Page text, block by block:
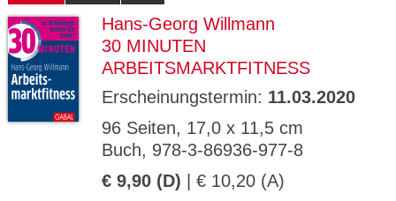
Hans-Georg Willmann
30 MINUTEN
ARBEITSMARKTFITNESS
Erscheinungstermin: 11.03.2020
96 Seiten, 17,0 x 11,5 cm
Buch, 978-3-86936-977-8
€ 9,90 (D) | € 10,20 (A)
GV_CO
OKIES
gabal-
Speichert den Zustimmungsstatus des
Benutzers für Cookies auf der aktuellen
Domäne.